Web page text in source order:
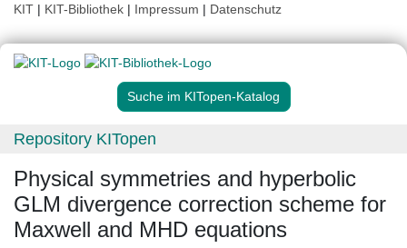
KIT | KIT-Bibliothek | Impressum | Datenschutz
Suche im KITopen-Katalog
Repository KITopen
Physical symmetries and hyperbolic
GLM divergence correction scheme for
Maxwell and MHD equations